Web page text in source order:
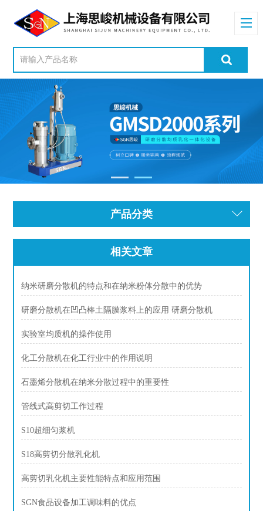
产品分类
相关文章
纳米研磨分散机的特点和在纳米粉体分散中的优势
研磨分散机在凹凸棒土隔膜浆料上的应用 研磨分散机
实验室均质机的操作使用
化工分散机在化工行业中的作用说明
石墨烯分散机在纳米分散过程中的重要性
管线式高剪切工作过程
S10超细匀浆机
S18高剪切分散乳化机
高剪切乳化机主要性能特点和应用范围
SGN食品设备加工调味料的优点